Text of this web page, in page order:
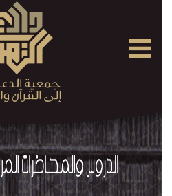
الدروس
والمحاضرات
المسموعة